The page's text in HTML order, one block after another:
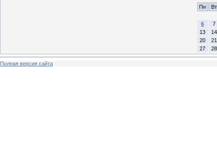
Пн Вт
6
7
13
14
20
21
27
28
Полная версия сайта